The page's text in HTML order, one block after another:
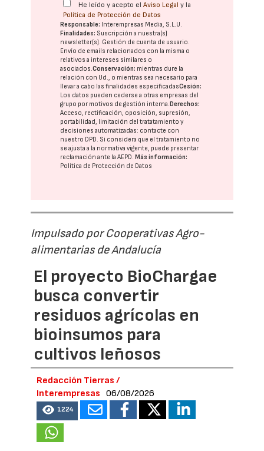
He leído y acepto elAviso Legal y la
Política de Protección de Datos
Responsable: Interempresas Media, S.L.U.
Finalidades: Suscripción a nuestra(s)
newsletter(s). Gestión de cuenta de usuario.
Envío de emails relacionados con la misma o
relativos a intereses similares o
asociados.Conservación: mientras dure la
relación con Ud., o mientras sea necesario para
llevar a cabo las finalidades especificadasCesión:
Los datos pueden cederse a otras empresas del
grupo por motivos de gestión interna. Derechos:
Acceso, rectificación, oposición, supresión,
portabilidad, limitación del tratatamiento y
decisiones automatizadas: contacte con
nuestro DPD. Si considera que el tratamiento no
se ajusta a la normativa vigente, puede presentar
reclamación ante laAEPD. Más información:
Política de Protección de Datos
Impulsado por Cooperativas Agro-
alimentarias de Andalucía
El proyecto BioChargae
busca convertir
residuos agrícolas en
bioinsumos para
cultivos leñosos
Redacción Tierras /
Interempresas
06/08/2026
1224